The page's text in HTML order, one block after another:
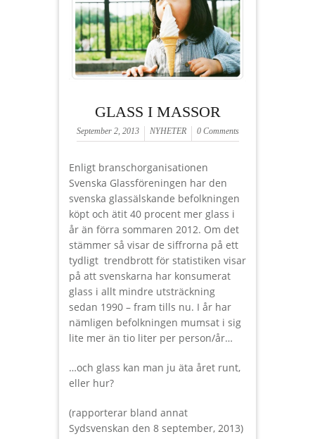
GLASS I MASSOR
September 2, 2013 NYHETER 0 Comments
Enligt branschorganisationen
Svenska Glassföreningen har den
svenska glassälskande befolkningen
köpt och ätit 40 procent mer glass i
år än förra sommaren 2012. Om det
stämmer så visar de siffrorna på ett
tydligt trendbrott för statistiken visar
på att svenskarna har konsumerat
glass i allt mindre utsträckning
sedan 1990 – fram tills nu. I år har
nämligen befolkningen mumsat i sig
lite mer än tio liter per person/år…
…och glass kan man ju äta året runt,
eller hur?
(rapporterar bland annat
Sydsvenskan den 8 september, 2013)